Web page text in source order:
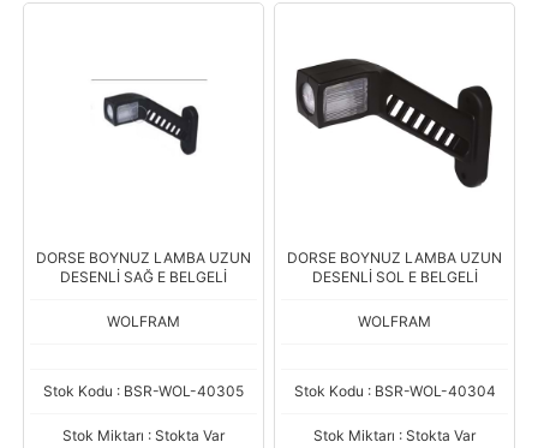
DORSE BOYNUZ LAMBA UZUN
DESENLİ SAĞ E BELGELİ
WOLFRAM
Stok Kodu : BSR-WOL-40305
Stok Miktarı : Stokta Var
DORSE BOYNUZ LAMBA UZUN
DESENLİ SOL E BELGELİ
WOLFRAM
Stok Kodu : BSR-WOL-40304
Stok Miktarı : Stokta Var